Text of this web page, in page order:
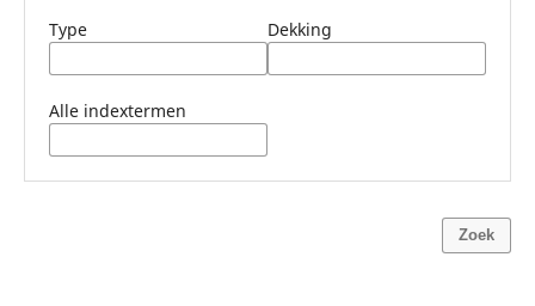
Type Dekking
Alle indextermen
Zoek